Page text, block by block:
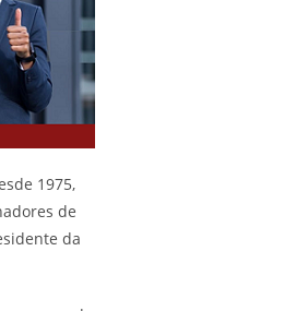
1975,
de
da